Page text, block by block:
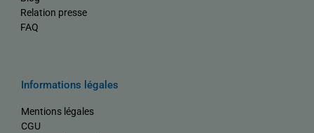
Relation presse
FAQ
Informations légales
Mentions légales
CGU